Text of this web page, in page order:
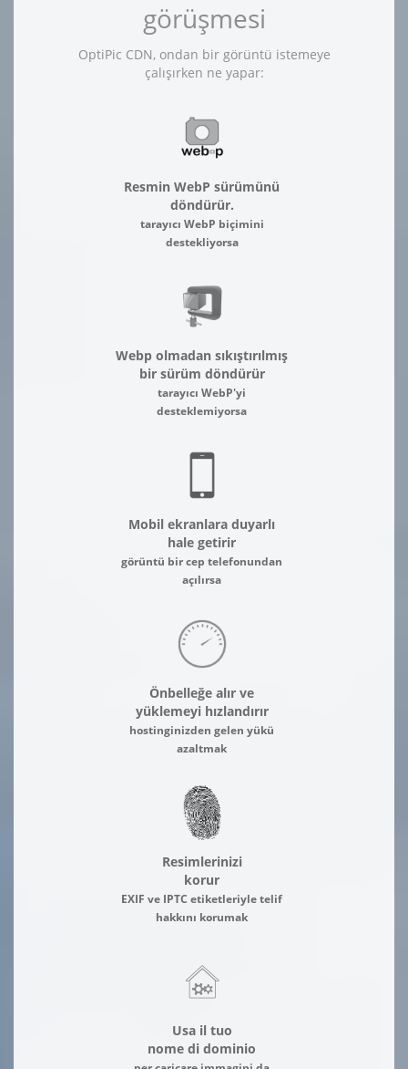
görüşmesi
OptiPic CDN, ondan bir görüntü istemeye
çalışırken ne yapar:
Resmin WebP sürümünü
döndürür.
tarayıcı WebP biçimini
destekliyorsa
Webp olmadan sıkıştırılmış
bir sürüm döndürür
tarayıcı WebP'yi
desteklemiyorsa
Mobil ekranlara duyarlı
hale getirir
görüntü bir cep telefonundan
açılırsa
Önbelleğe alır ve
yüklemeyi hızlandırır
hostinginizden gelen yükü
azaltmak
Resimlerinizi
korur
EXIF ve IPTC etiketleriyle telif
hakkını korumak
Usa il tuo
nome di dominio